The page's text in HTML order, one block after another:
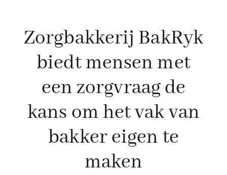
Zorgbakkerij BakRyk
biedt mensen met
een zorgvraag de
kans om het vak van
bakker eigen te
maken